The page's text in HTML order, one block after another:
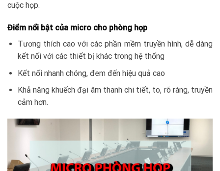
cuộc họp.
Điểm nổi bật của micro cho phòng họp
Tương thích cao với các phần mềm truyền hình, dễ dàng
kết nối với các thiết bị khác trong hệ thống
Kết nối nhanh chóng, đem đến hiệu quả cao
Khả năng khuếch đại âm thanh chi tiết, to, rõ ràng, truyền
cảm hơn.